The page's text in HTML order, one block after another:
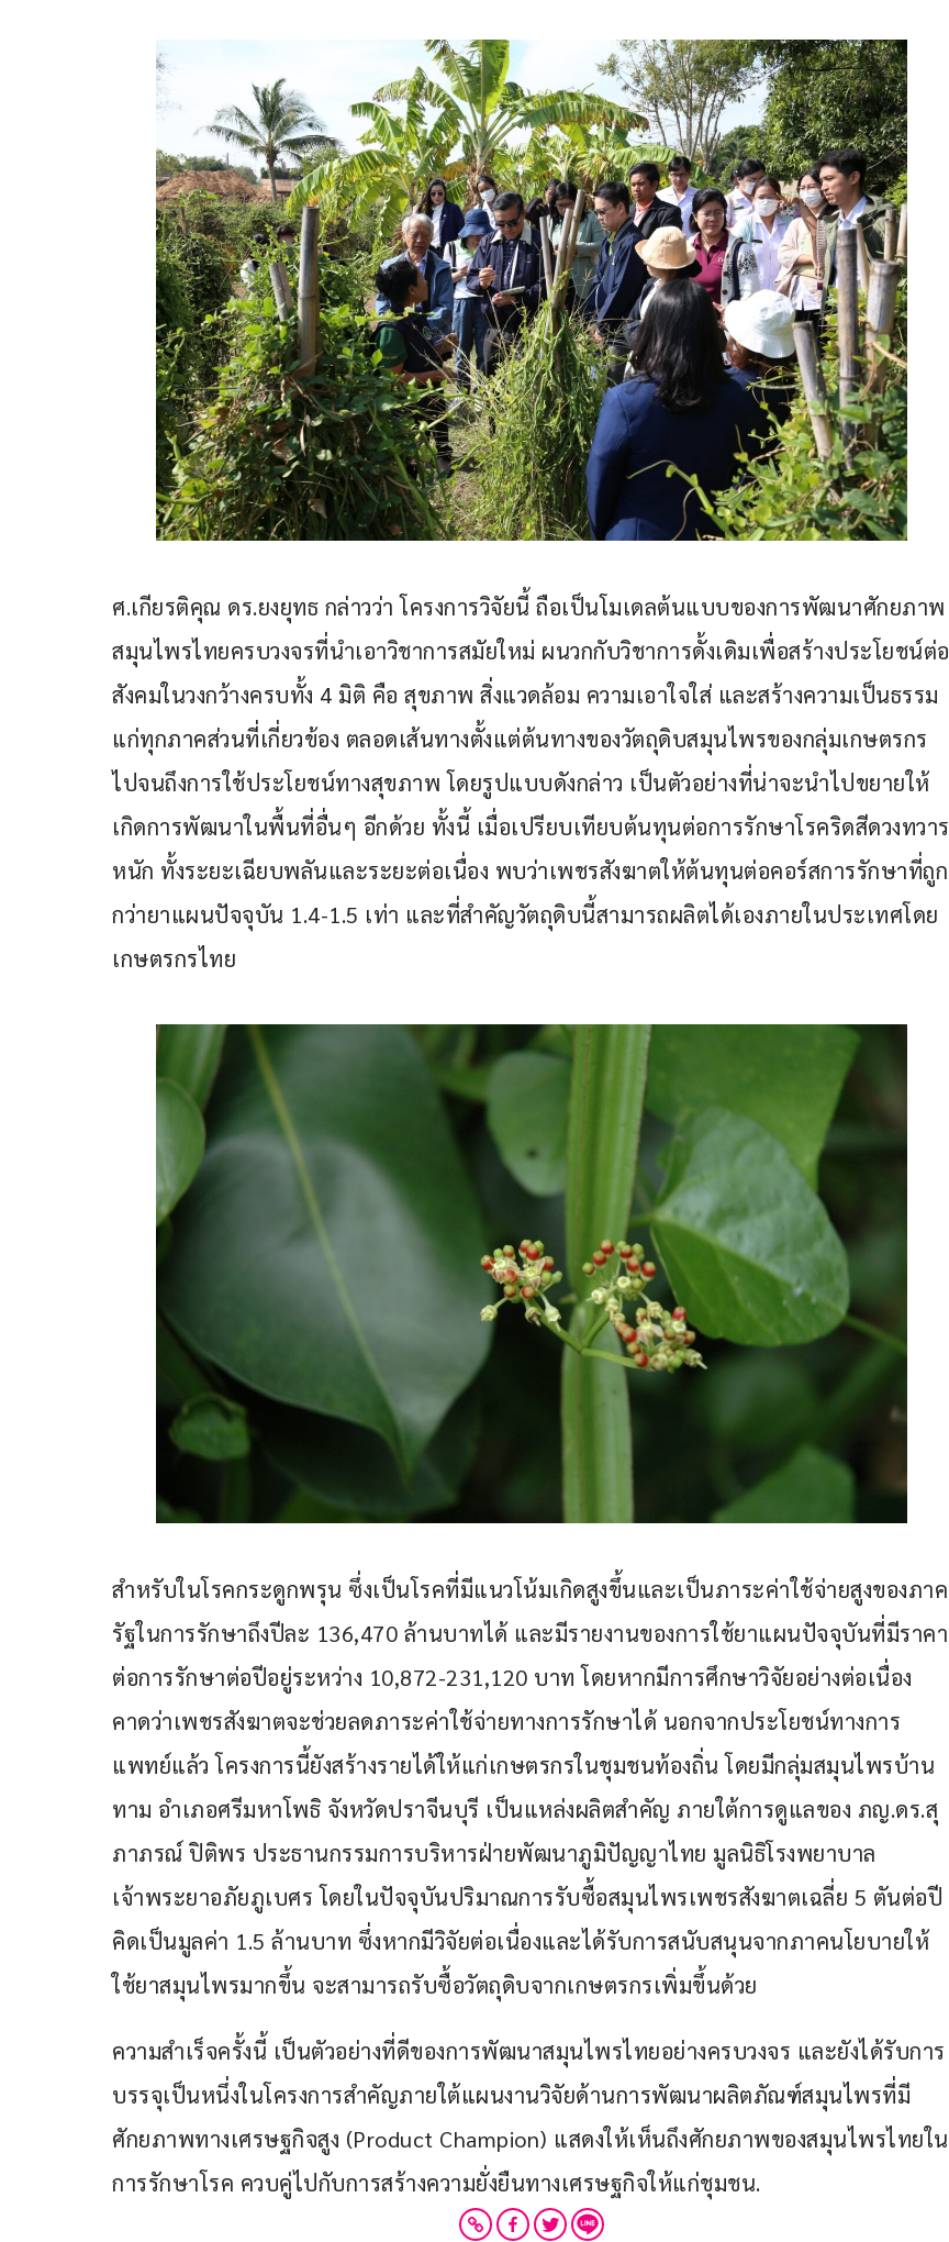
ศ.เกียรติคุณ ดร.ยงยุทธ กล่าวว่า โครงการวิจัยนี้ ถือเป็นโมเดลต้นแบบของการพัฒนาศักยภาพ
สมุนไพรไทยครบวงจรที่นำเอาวิชาการสมัยใหม่ ผนวกกับวิชาการดั้งเดิมเพื่อสร้างประโยชน์ต่อ
สังคมในวงกว้างครบทั้ง 4 มิติ คือ สุขภาพ สิ่งแวดล้อม ความเอาใจใส่ และสร้างความเป็นธรรม
แก่ทุกภาคส่วนที่เกี่ยวข้อง ตลอดเส้นทางตั้งแต่ต้นทางของวัตถุดิบสมุนไพรของกลุ่มเกษตรกร
ไปจนถึงการใช้ประโยชน์ทางสุขภาพ โดยรูปแบบดังกล่าว เป็นตัวอย่างที่น่าจะนำไปขยายให้
เกิดการพัฒนาในพื้นที่อื่นๆ อีกด้วย ทั้งนี้ เมื่อเปรียบเทียบต้นทุนต่อการรักษาโรคริดสีดวงทวาร
หนัก ทั้งระยะเฉียบพลันและระยะต่อเนื่อง พบว่าเพชรสังฆาตให้ต้นทุนต่อคอร์สการรักษาที่ถูก
กว่ายาแผนปัจจุบัน 1.4-1.5 เท่า และที่สำคัญวัตถุดิบนี้สามารถผลิตได้เองภายในประเทศโดย
เกษตรกรไทย
สำหรับในโรคกระดูกพรุน ซึ่งเป็นโรคที่มีแนวโน้มเกิดสูงขึ้นและเป็นภาระค่าใช้จ่ายสูงของภาค
รัฐในการรักษาถึงปีละ 136,470 ล้านบาทได้ และมีรายงานของการใช้ยาแผนปัจจุบันที่มีราคา
ต่อการรักษาต่อปีอยู่ระหว่าง 10,872-231,120 บาท โดยหากมีการศึกษาวิจัยอย่างต่อเนื่อง
คาดว่าเพชรสังฆาตจะช่วยลดภาระค่าใช้จ่ายทางการรักษาได้ นอกจากประโยชน์ทางการ
แพทย์แล้ว โครงการนี้ยังสร้างรายได้ให้แก่เกษตรกรในชุมชนท้องถิ่น โดยมีกลุ่มสมุนไพรบ้าน
ทาม อำเภอศรีมหาโพธิ จังหวัดปราจีนบุรี เป็นแหล่งผลิตสำคัญ ภายใต้การดูแลของ ภญ.ดร.สุ
ภาภรณ์ ปิติพร ประธานกรรมการบริหารฝ่ายพัฒนาภูมิปัญญาไทย มูลนิธิโรงพยาบาล
เจ้าพระยาอภัยภูเบศร โดยในปัจจุบันปริมาณการรับซื้อสมุนไพรเพชรสังฆาตเฉลี่ย 5 ตันต่อปี
คิดเป็นมูลค่า 1.5 ล้านบาท ซึ่งหากมีวิจัยต่อเนื่องและได้รับการสนับสนุนจากภาคนโยบายให้
ใช้ยาสมุนไพรมากขึ้น จะสามารถรับซื้อวัตถุดิบจากเกษตรกรเพิ่มขึ้นด้วย
ความสำเร็จครั้งนี้ เป็นตัวอย่างที่ดีของการพัฒนาสมุนไพรไทยอย่างครบวงจร และยังได้รับการ
บรรจุเป็นหนึ่งในโครงการสำคัญภายใต้แผนงานวิจัยด้านการพัฒนาผลิตภัณฑ์สมุนไพรที่มี
ศักยภาพทางเศรษฐกิจสูง (Product Champion) แสดงให้เห็นถึงศักยภาพของสมุนไพรไทยใน
การรักษาโรค ควบคู่ไปกับการสร้างความยั่งยืนทางเศรษฐกิจให้แก่ชุมชน.